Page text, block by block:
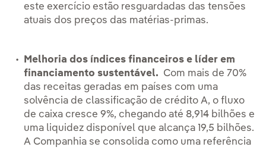
este exercício estão resguardadas das tensões
atuais dos preços das matérias-primas.
Melhoria dos índices financeiros e líder em
financiamento sustentável. Com mais de 70%
das receitas geradas em países com uma
solvência de classificação de crédito A, o fluxo
de caixa cresce 9%, chegando até 8,914 bilhões e
uma liquidez disponível que alcança 19,5 bilhões.
A Companhia se consolida como uma referência